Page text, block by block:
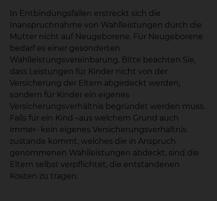
In Entbindungsfällen erstreckt sich die
Inanspruchnahme von Wahlleistungen durch die
Mutter nicht auf Neugeborene. Für Neugeborene
bedarf es einer gesonderten
Wahlleistungsvereinbarung. Bitte beachten Sie,
dass Leistungen für Kinder nicht von der
Versicherung der Eltern abgedeckt werden,
sondern für Kinder ein eigenes
Versicherungsverhältnis begründet werden muss.
Falls für ein Kind –aus welchem Grund auch
immer- kein eigenes Versicherungsverhältnis
zustande kommt, welches die in Anspruch
genommenen Wahlleistungen abdeckt, sind die
Eltern selbst verpflichtet, die entstandenen
Kosten zu tragen.